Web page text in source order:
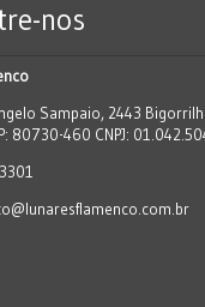
nos
Sampaio, 2443
80730-460 CNPJ: